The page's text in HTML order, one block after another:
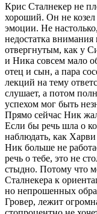
Крис Сталнекер не
хороший. Он не
эмоции. Не
недостатка
отвергнутым, как у
и Ника совсем мало
отец и сын, а пара
лекций на тему
слушает, а потом
успехом мог быть
Прямо сейчас Ник
Если бы речь шла о
наблюдать, как
Ник больше не
речь о тебе, это не
стыдно. Потому что
Сталнекера к
но непрошенных
Гровер, лежит